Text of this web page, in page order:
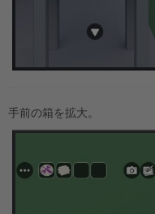
手前の箱を拡大。